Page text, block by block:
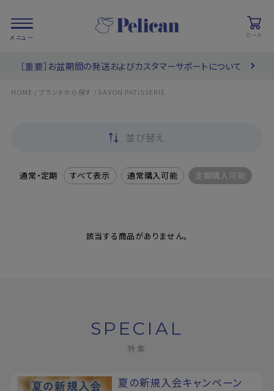
カート
PRODUCTS/ 商品を探す
ペリカン石鹸について
［重要］お盆期間の発送およびカスタマーサポートについて
HOME / ブランドから探す / SAVON PATISSERIE
並び替え
通常・定期 すべて表示 通常購入可能 定期購入可能
該当する商品がありません。
SPECIAL
特集
夏の新規入会キャンペーン